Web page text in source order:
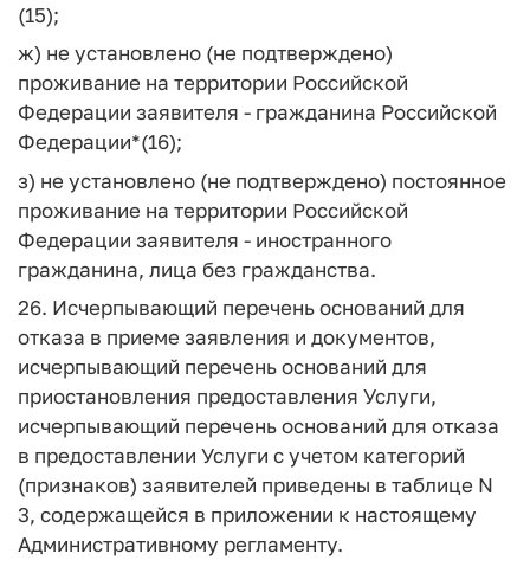
(15);
ж) не установлено (не подтверждено)
проживание на территории Российской
Федерации заявителя - гражданина Российской
Федерации*(16);
з) не установлено (не подтверждено) постоянное
проживание на территории Российской
Федерации заявителя - иностранного
гражданина, лица без гражданства.
26. Исчерпывающий перечень оснований для
отказа в приеме заявления и документов,
исчерпывающий перечень оснований для
приостановления предоставления Услуги,
исчерпывающий перечень оснований для отказа
в предоставлении Услуги с учетом категорий
(признаков) заявителей приведены в таблице N
3, содержащейся в приложении к настоящему
Административному регламенту.